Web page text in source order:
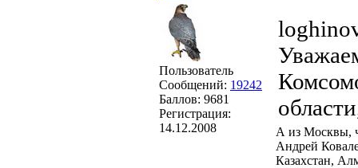
Пользователь
Сообщений: 19242
Баллов: 9681
Регистрация:
14.12.2008
А из Москвы,
Андрей
Казахстан,